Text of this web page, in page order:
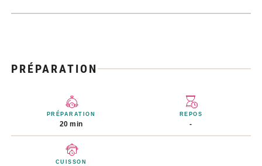
PRÉPARATION
PRÉPARATION
20 min
REPOS
-
CUISSON